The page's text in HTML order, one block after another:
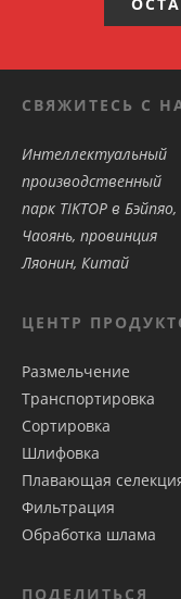
СВЯЖИТЕСЬ С
Интеллектуальный
производственный
парк TIKTOP в Бэйпяо,
Чаоянь, провинция
Ляонин, Китай
ЦЕНТР
Размельчение
Транспортировка
Сортировка
Шлифовка
Плавающая
Фильтрация
Обработка шлама
ПОДЕЛИТЬСЯ